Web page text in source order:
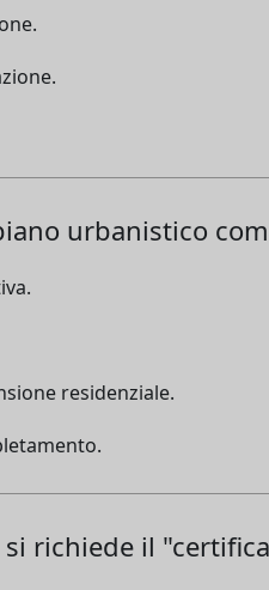
urbanistico
residenziale.
richiede il